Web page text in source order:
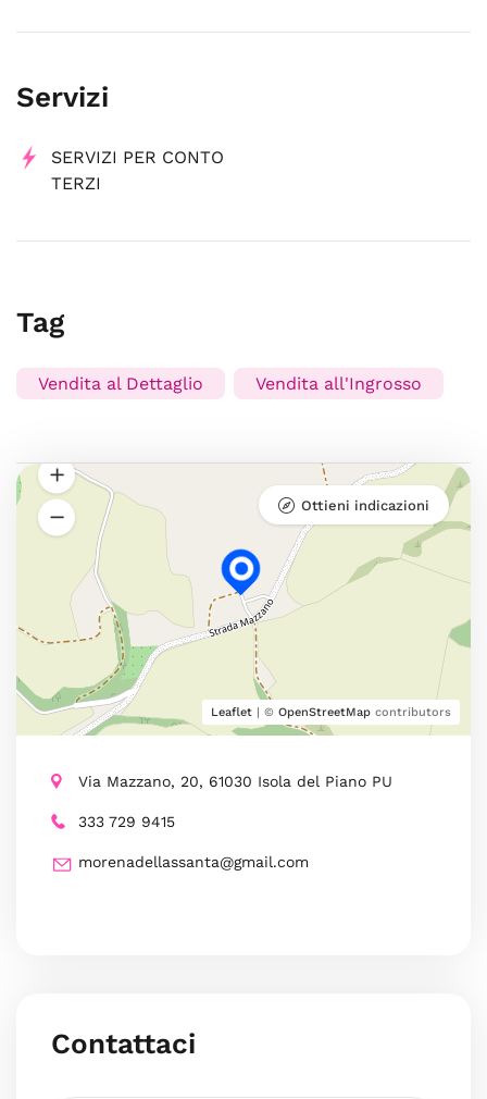
Servizi
SERVIZI PER CONTO
TERZI
Tag
Vendita al Dettaglio Vendita all'Ingrosso
Leaflet | © OpenStreetMap contributors
Ottieni indicazioni
Via Mazzano, 20, 61030 Isola del Piano PU
333 729 9415
morenadellassanta@gmail.com
Contattaci